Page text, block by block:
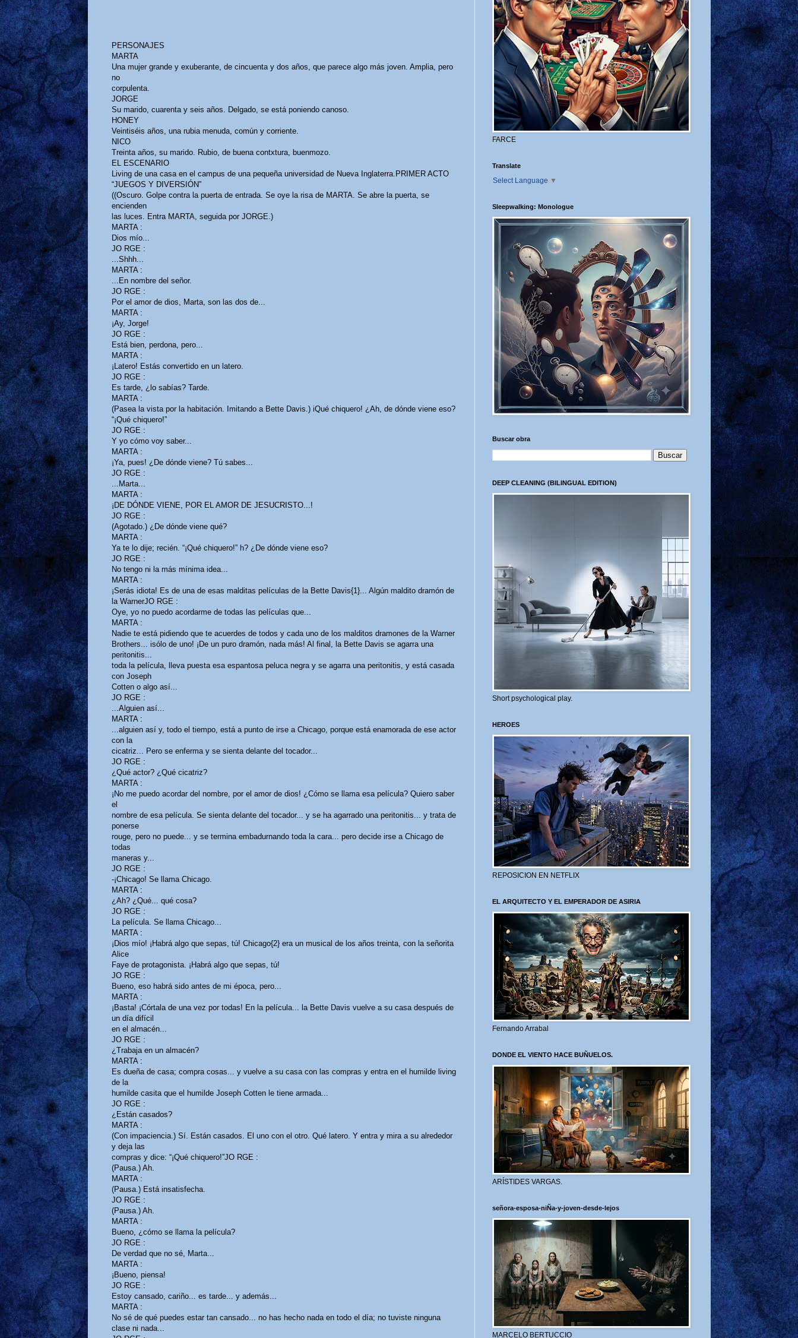
PERSONAJES
MARTA
Una mujer grande y exuberante, de cincuenta y dos años, que parece algo más joven. Amplia, pero
no
corpulenta.
JORGE
Su marido, cuarenta y seis años. Delgado, se está poniendo canoso.
HONEY
Veintiséis años, una rubia menuda, común y corriente.
NICO
Treinta años, su marido. Rubio, de buena contxtura, buenmozo.
EL ESCENARIO
Living de una casa en el campus de una pequeña universidad de Nueva Inglaterra.PRIMER ACTO
“JUEGOS Y DIVERSIÓN”
((Oscuro. Golpe contra la puerta de entrada. Se oye la risa de MARTA. Se abre la puerta, se
encienden
las luces. Entra MARTA, seguida por JORGE.)
MARTA :
Dios mío...
JO RGE :
...Shhh...
MARTA :
...En nombre del señor.
JO RGE :
Por el amor de dios, Marta, son las dos de...
MARTA :
¡Ay, Jorge!
JO RGE :
Está bien, perdona, pero...
MARTA :
¡Latero! Estás convertido en un latero.
JO RGE :
Es tarde, ¿lo sabías? Tarde.
MARTA :
(Pasea la vista por la habitación. Imitando a Bette Davis.) iQué chiquero! ¿Ah, de dónde viene eso?
“¡Qué chiquero!”
JO RGE :
Y yo cómo voy saber...
MARTA :
¡Ya, pues! ¿De dónde viene? Tú sabes...
JO RGE :
...Marta...
MARTA :
¡DE DÓNDE VIENE, POR EL AMOR DE JESUCRISTO...!
JO RGE :
(Agotado.) ¿De dónde viene qué?
MARTA :
Ya te lo dije; recién. “¡Qué chiquero!” h? ¿De dónde viene eso?
JO RGE :
No tengo ni la más mínima idea...
MARTA :
¡Serás idiota! Es de una de esas malditas películas de la Bette Davis{1}... Algún maldito dramón de
la WarnerJO RGE :
Oye, yo no puedo acordarme de todas las películas que...
MARTA :
Nadie te está pidiendo que te acuerdes de todos y cada uno de los malditos dramones de la Warner
Brothers... isólo de uno! ¡De un puro dramón, nada más! Al final, la Bette Davis se agarra una
peritonitis...
toda la película, lleva puesta esa espantosa peluca negra y se agarra una peritonitis, y está casada
con Joseph
Cotten o algo así...
JO RGE :
...Alguien así...
MARTA :
...alguien así y, todo el tiempo, está a punto de irse a Chicago, porque está enamorada de ese actor
con la
cicatriz... Pero se enferma y se sienta delante del tocador...
JO RGE :
¿Qué actor? ¿Qué cicatriz?
MARTA :
¡No me puedo acordar del nombre, por el amor de dios! ¿Cómo se llama esa película? Quiero saber
el
nombre de esa película. Se sienta delante del tocador... y se ha agarrado una peritonitis... y trata de
ponerse
rouge, pero no puede... y se termina embadurnando toda la cara... pero decide irse a Chicago de
todas
maneras y...
JO RGE :
-¡Chicago! Se llama Chicago.
MARTA :
¿Ah? ¿Qué... qué cosa?
JO RGE :
La película. Se llama Chicago...
MARTA :
¡Dios mío! ¡Habrá algo que sepas, tú! Chicago{2} era un musical de los años treinta, con la señorita
Alice
Faye de protagonista. ¡Habrá algo que sepas, tú!
JO RGE :
Bueno, eso habrá sido antes de mi época, pero...
MARTA :
¡Basta! ¡Córtala de una vez por todas! En la película... la Bette Davis vuelve a su casa después de
un día difícil
en el almacén...
JO RGE :
¿Trabaja en un almacén?
MARTA :
Es dueña de casa; compra cosas... y vuelve a su casa con las compras y entra en el humilde living
de la
humilde casita que el humilde Joseph Cotten le tiene armada...
JO RGE :
¿Están casados?
MARTA :
(Con impaciencia.) Sí. Están casados. El uno con el otro. Qué latero. Y entra y mira a su alrededor
y deja las
compras y dice: “¡Qué chiquero!”JO RGE :
(Pausa.) Ah.
MARTA :
(Pausa.) Está insatisfecha.
JO RGE :
(Pausa.) Ah.
MARTA :
Bueno, ¿cómo se llama la película?
JO RGE :
De verdad que no sé, Marta...
MARTA :
¡Bueno, piensa!
JO RGE :
Estoy cansado, cariño... es tarde... y además...
MARTA :
No sé de qué puedes estar tan cansado... no has hecho nada en todo el día; no tuviste ninguna
clase ni nada...
FARCE
Translate
Select Language ▼
Sleepwalking: Monologue
Buscar obra
DEEP CLEANING (BILINGUAL EDITION)
Short psychological play.
HEROES
REPOSICION EN NETFLIX
EL ARQUITECTO Y EL EMPERADOR DE ASIRIA
Fernando Arrabal
DONDE EL VIENTO HACE BUÑUELOS.
ARÍSTIDES VARGAS.
señora-esposa-niÑa-y-joven-desde-lejos
MARCELO BERTUCCIO